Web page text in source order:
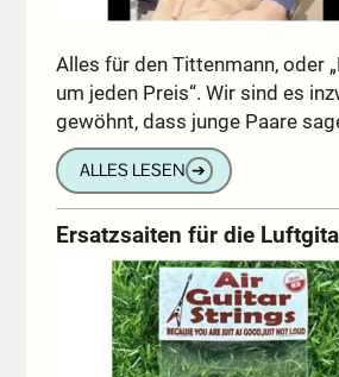
Alles für den Tittenmann, oder
um jeden Preis“. Wir sind es
gewöhnt, dass junge Paare
ALLES LESEN ➔
Ersatzsaiten für die